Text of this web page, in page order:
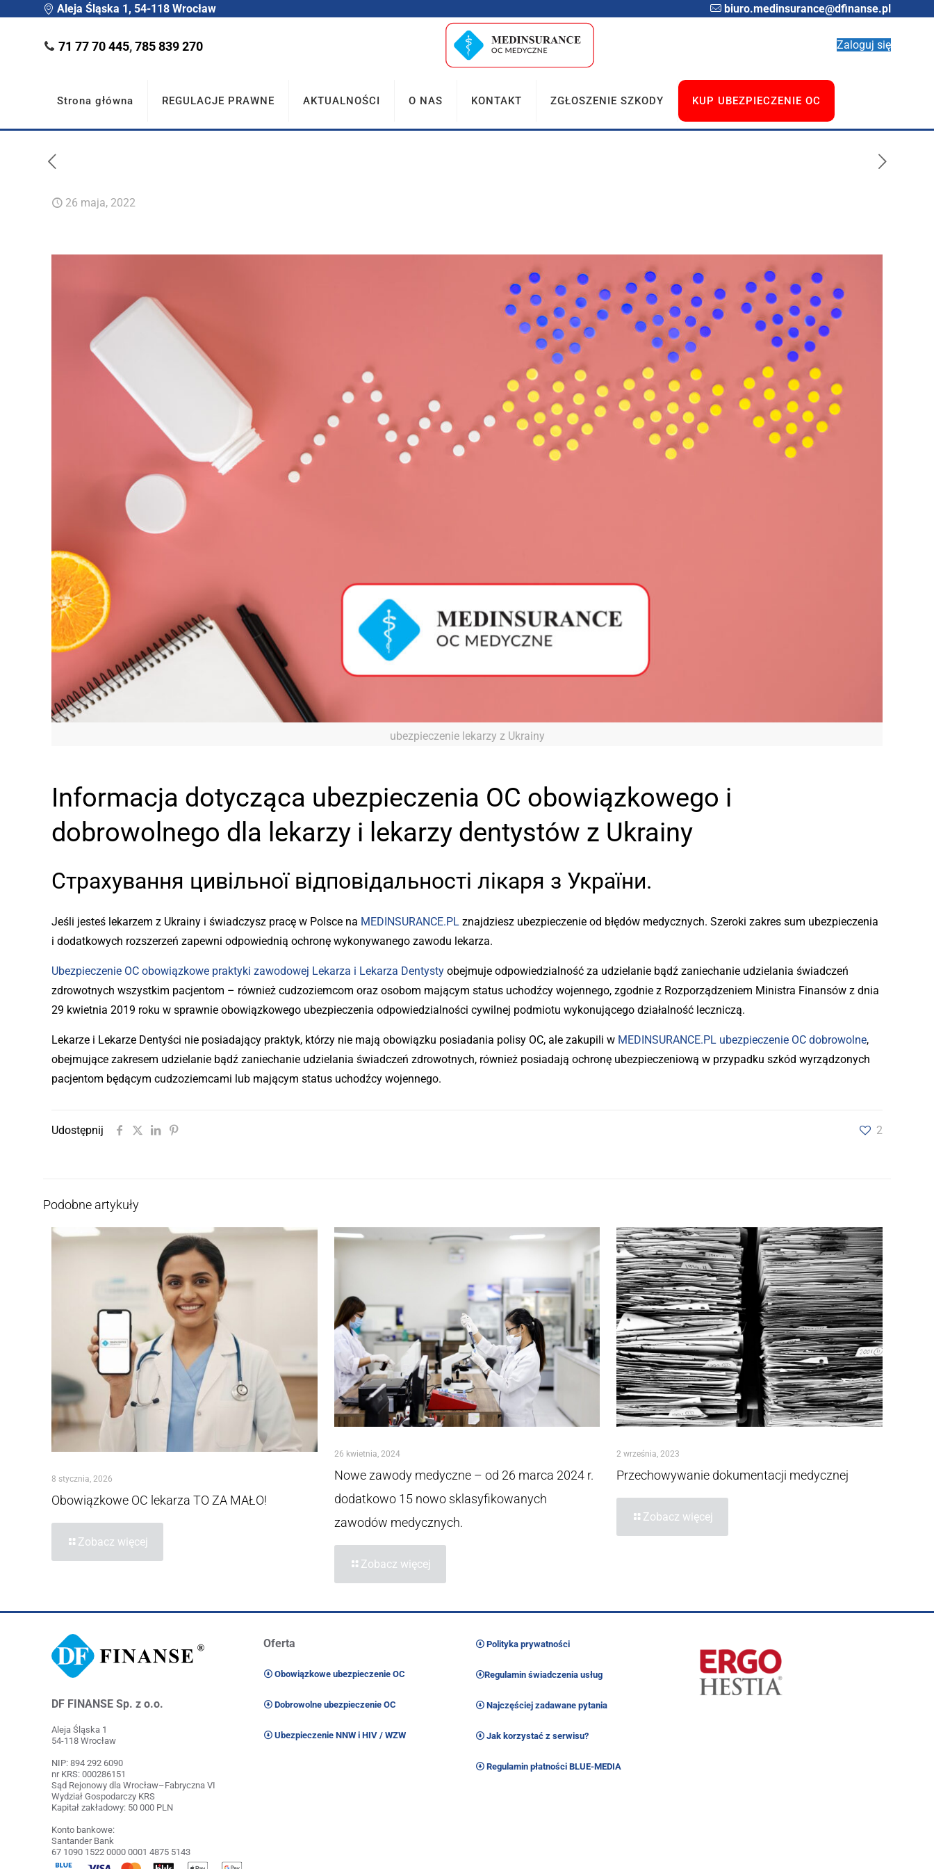
Aleja Śląska 1, 54-118 Wrocław biuro.medinsurance@dfinanse.pl
71 77 70 445,785 839 270 Zaloguj się
Strona główna REGULACJE PRAWNE AKTUALNOŚCI O NAS KONTAKT ZGŁOSZENIE SZKODY KUP UBEZPIECZENIE OC
26 maja, 2022
ubezpieczenie lekarzy z Ukrainy
Informacja dotycząca ubezpieczenia OC obowiązkowego i
dobrowolnego dla lekarzy i lekarzy dentystów z Ukrainy
Страхування цивільної відповідальності лікаря з України.
Jeśli jesteś lekarzem z Ukrainy i świadczysz pracę w Polsce na MEDINSURANCE.PL znajdziesz ubezpieczenie od błędów medycznych. Szeroki zakres sum ubezpieczenia
i dodatkowych rozszerzeń zapewni odpowiednią ochronę wykonywanego zawodu lekarza.
Ubezpieczenie OC obowiązkowe praktyki zawodowej Lekarza i Lekarza Dentysty obejmuje odpowiedzialność za udzielanie bądź zaniechanie udzielania świadczeń
zdrowotnych wszystkim pacjentom – również cudzoziemcom oraz osobom mającym status uchodźcy wojennego, zgodnie z Rozporządzeniem Ministra Finansów z dnia
29 kwietnia 2019 roku w sprawnie obowiązkowego ubezpieczenia odpowiedzialności cywilnej podmiotu wykonującego działalność leczniczą.
Lekarze i Lekarze Dentyści nie posiadający praktyk, którzy nie mają obowiązku posiadania polisy OC, ale zakupili w MEDINSURANCE.PL ubezpieczenie OC dobrowolne,
obejmujące zakresem udzielanie bądź zaniechanie udzielania świadczeń zdrowotnych, również posiadają ochronę ubezpieczeniową w przypadku szkód wyrządzonych
pacjentom będącym cudzoziemcami lub mającym status uchodźcy wojennego.
Udostępnij 2
Podobne artykuły
8 stycznia, 2026
Obowiązkowe OC lekarza TO ZA MAŁO!
Zobacz więcej
26 kwietnia, 2024
Nowe zawody medyczne – od 26 marca 2024 r.
dodatkowo 15 nowo sklasyfikowanych
zawodów medycznych.
Zobacz więcej
2 września, 2023
Przechowywanie dokumentacji medycznej
Zobacz więcej
DF FINANSE Sp. z o.o.
Aleja Śląska 1
54-118 Wrocław
NIP: 894 292 6090
nr KRS: 000286151
Sąd Rejonowy dla Wrocław–Fabryczna VI
Wydział Gospodarczy KRS
Kapitał zakładowy: 50 000 PLN
Konto bankowe:
Santander Bank
67 1090 1522 0000 0001 4875 5143
Oferta
Obowiązkowe ubezpieczenie OC
Dobrowolne ubezpieczenie OC
Ubezpieczenie NNW i HIV / WZW
Polityka prywatności
Regulamin świadczenia usług
Najczęściej zadawane pytania
Jak korzystać z serwisu?
Regulamin płatności BLUE-MEDIA